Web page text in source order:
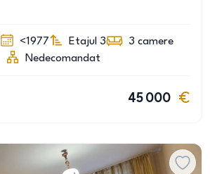
<1977 Etajul 3 3 camere
Nedecomandat
45 000